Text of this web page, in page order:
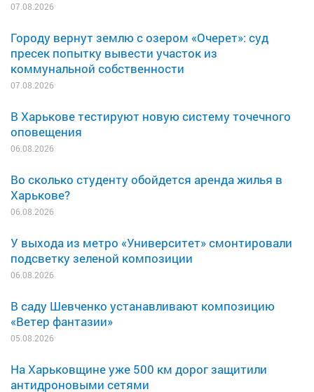
07.08.2026
Городу вернут землю с озером «Очерет»: суд
пресек попытку вывести участок из
коммунальной собственности
07.08.2026
В Харькове тестируют новую систему точечного
оповещения
06.08.2026
Во сколько студенту обойдется аренда жилья в
Харькове?
06.08.2026
У выхода из метро «Университет» смонтировали
подсветку зеленой композиции
06.08.2026
В саду Шевченко устанавливают композицию
«Ветер фантазии»
05.08.2026
На Харьковщине уже 500 км дорог защитили
антидроновыми сетями